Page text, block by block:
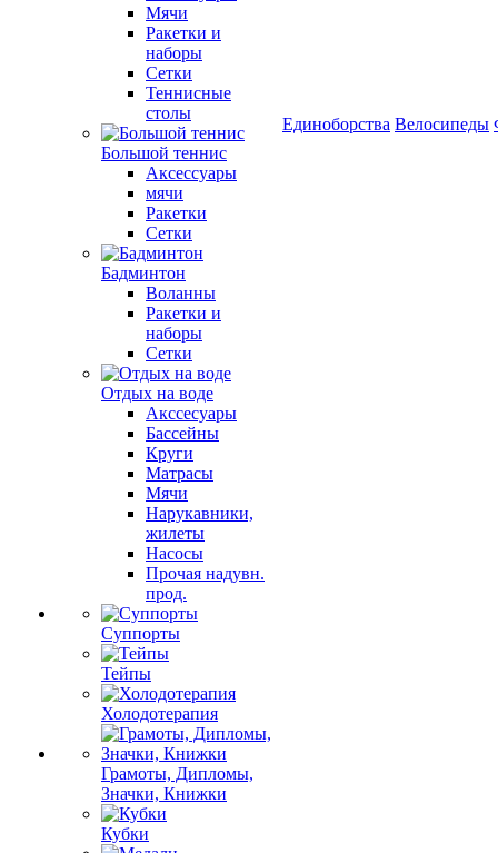
Мячи
Ракетки и
наборы
Сетки
Теннисные
столы
Большой теннис
Аксессуары
мячи
Ракетки
Сетки
Бадминтон
Воланны
Ракетки и
наборы
Сетки
Отдых на воде
Акссесуары
Бассейны
Круги
Матрасы
Мячи
Нарукавники,
жилеты
Насосы
Прочая надувн.
прод.
Суппорты
Тейпы
Холодотерапия
Грамоты, Дипломы,
Значки, Книжки
Кубки
Единоборства Велосипеды